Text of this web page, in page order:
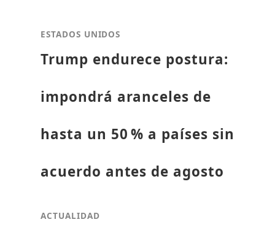
ESTADOS UNIDOS
Trump endurece postura:
impondrá aranceles de
hasta un 50 % a países sin
acuerdo antes de agosto
ACTUALIDAD